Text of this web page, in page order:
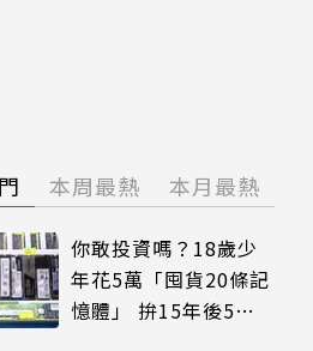
本周最熱 本月最熱
你敢投資嗎？18歲少
年花5萬「囤貨20條記
憶體」 拚15年後5倍